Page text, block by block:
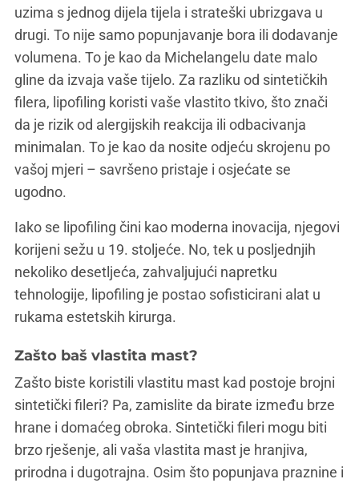
uzima s jednog dijela tijela i strateški ubrizgava u
drugi. To nije samo popunjavanje bora ili dodavanje
volumena. To je kao da Michelangelu date malo
gline da izvaja vaše tijelo. Za razliku od sintetičkih
filera, lipofiling koristi vaše vlastito tkivo, što znači
da je rizik od alergijskih reakcija ili odbacivanja
minimalan. To je kao da nosite odjeću skrojenu po
vašoj mjeri – savršeno pristaje i osjećate se
ugodno.
Iako se lipofiling čini kao moderna inovacija, njegovi
korijeni sežu u 19. stoljeće. No, tek u posljednjih
nekoliko desetljeća, zahvaljujući napretku
tehnologije, lipofiling je postao sofisticirani alat u
rukama estetskih kirurga.
Zašto baš vlastita mast?
Zašto biste koristili vlastitu mast kad postoje brojni
sintetički fileri? Pa, zamislite da birate između brze
hrane i domaćeg obroka. Sintetički fileri mogu biti
brzo rješenje, ali vaša vlastita mast je hranjiva,
prirodna i dugotrajna. Osim što popunjava praznine i